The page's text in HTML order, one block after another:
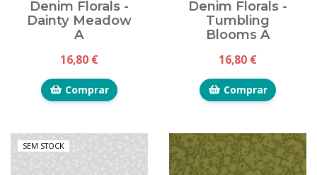
Denim Florals -
Dainty Meadow
A
16,80 €
Comprar
Denim Florals -
Tumbling
Blooms A
16,80 €
Comprar
SEM STOCK